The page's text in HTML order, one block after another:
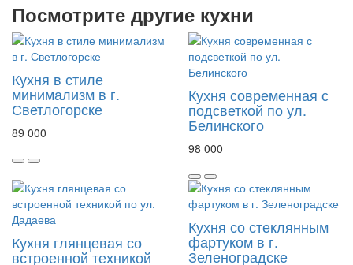
Посмотрите другие кухни
Кухня в стиле
минимализм в г.
Светлогорске
89 000
Кухня современная с
подсветкой по ул.
Белинского
98 000
Кухня глянцевая со
встроенной техникой
Кухня со стеклянным
фартуком в г.
Зеленоградске